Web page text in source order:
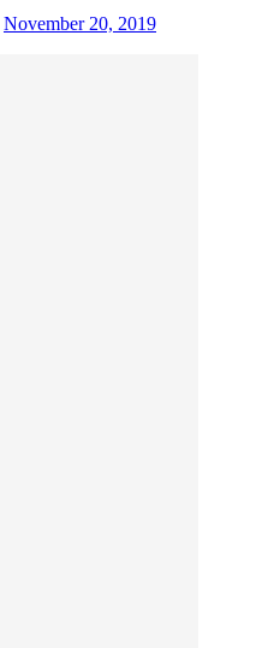
November 20, 2019